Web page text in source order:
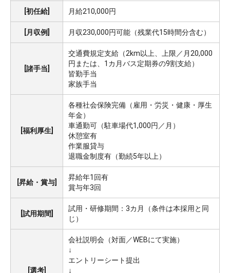
[初任給] 月給210,000円
[月収例] 月収230,000円可能（残業代15時間分含む）
[諸手当]
交通費規定支給（2km以上、上限／月20,000
円または、1カ月バス定期券の9割支給）
皆勤手当
家族手当
[福利厚生]
各種社会保険完備（雇用・労災・健康・厚生
年金）
車通勤可（駐車場代1,000円／月）
休憩室有
作業服貸与
退職金制度有（勤続5年以上）
[昇給・賞与]
昇給年1回有
賞与年3回
[試用期間]
試用・研修期間：3カ月（条件は本採用と同
じ）
[選考]
会社説明会（対面／WEBにて実施）
↓
エントリーシート提出
↓